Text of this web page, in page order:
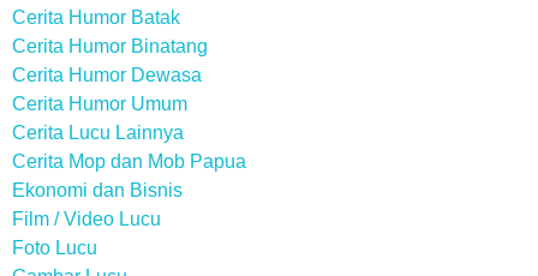
Cerita Humor Batak
Cerita Humor Binatang
Cerita Humor Dewasa
Cerita Humor Umum
Cerita Lucu Lainnya
Cerita Mop dan Mob Papua
Ekonomi dan Bisnis
Film / Video Lucu
Foto Lucu